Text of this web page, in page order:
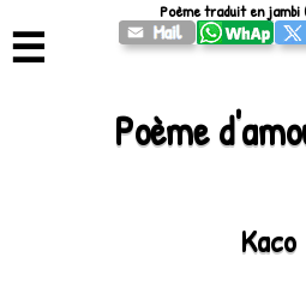
☰
Poème
Kaco
Poème traduit en